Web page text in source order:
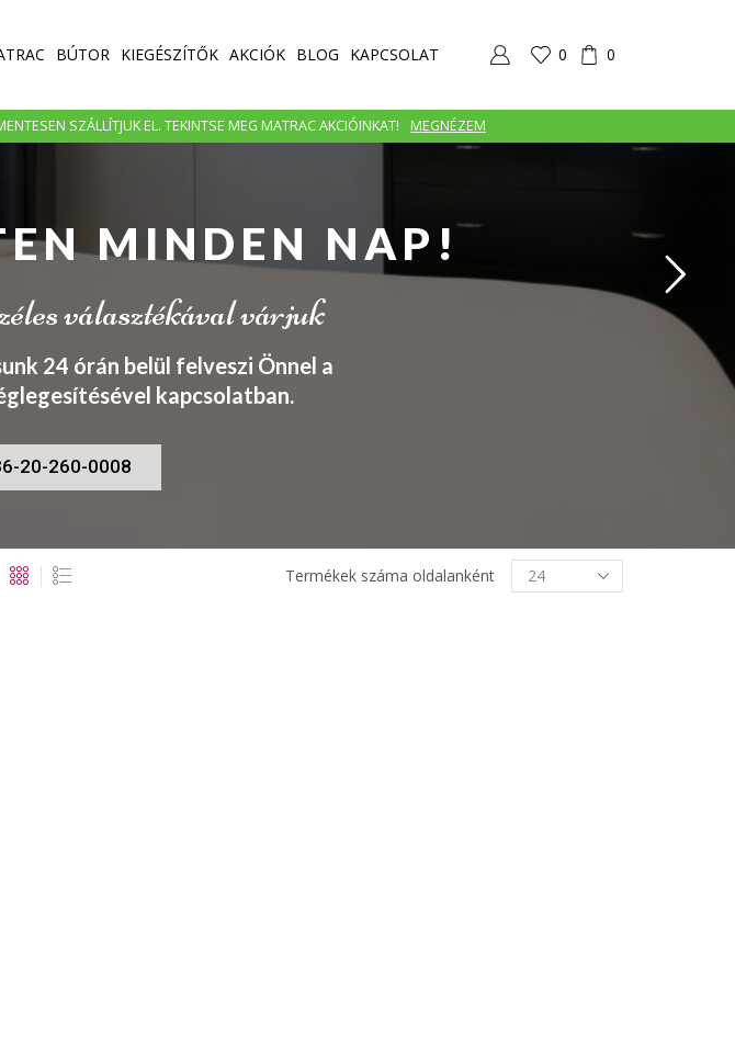
BÚTOR KIEGÉSZÍTŐK AKCIÓK BLOG KAPCSOLAT 0 0
SZÁLLÍTJUK EL. TEKINTSE MEG MATRAC AKCIÓINKAT! MEGNÉZEM
MINDEN NAP!
választékával várjuk
24 órán belül felveszi Önnel a
kapcsolatban.
20-260-0008
Termékek száma oldalanként
Termékek
oldalanként